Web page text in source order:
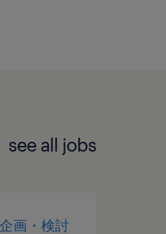
see all jobs
画・検討